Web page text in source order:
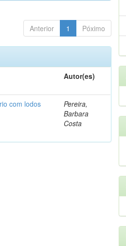
Anterior 1 Póximo
Autor(es)
com lodos
Pereira,
Barbara
Costa